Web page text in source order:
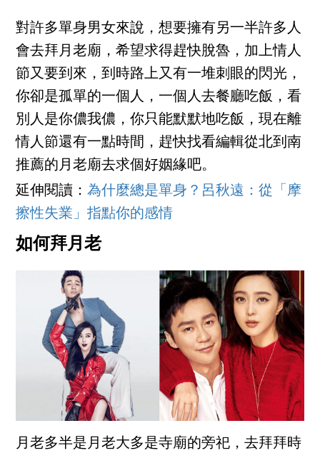
對許多單身男女來說，想要擁有另一半許多人
會去拜月老廟，希望求得趕快脫魯，加上情人
節又要到來，到時路上又有一堆刺眼的閃光，
你卻是孤單的一個人，一個人去餐廳吃飯，看
別人是你儂我儂，你只能默默地吃飯，現在離
情人節還有一點時間，趕快找看編輯從北到南
推薦的月老廟去求個好姻緣吧。
延伸閱讀：為什麼總是單身？呂秋遠：從「摩
擦性失業」指點你的感情
如何拜月老
月老多半是月老大多是寺廟的旁祀，去拜拜時